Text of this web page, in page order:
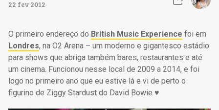
22 fev 2012
O primeiro endereço do British Music Experience foi em
Londres, na O2 Arena – um moderno e gigantesco estádio
para shows que abriga também bares, restaurantes e até
um cinema. Funcionou nesse local de 2009 a 2014, e foi
logo no primeiro ano que eu estive lá e vi de perto o
figurino de Ziggy Stardust do David Bowie ♥